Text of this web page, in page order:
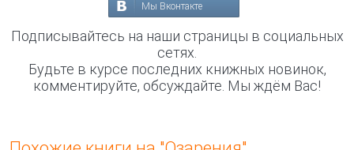
Мы Вконтакте
Подписывайтесь на наши страницы в социальных
сетях.
Будьте в курсе последних книжных новинок,
комментируйте, обсуждайте. Мы ждём Вас!